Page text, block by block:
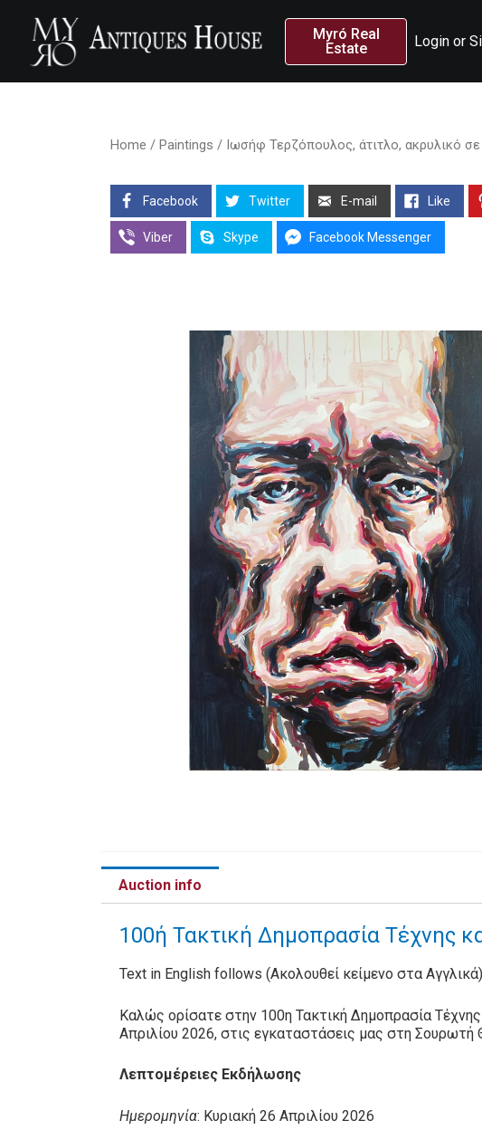
Myró Real
Estate
Login or
Home / Paintings / Ιωσήφ Τερζόπουλος, άτιτλο, ακρυλικό σε
Facebook Twitter E-mail Like
Viber Skype Facebook Messenger
Auction info
100ή Τακτική Δημοπρασία Τέχνης
Text in English follows (Ακολουθεί κείμενο στα
Καλώς ορίσατε στην 100η Τακτική Δημοπρασία
Απριλίου 2026, στις εγκαταστάσεις μας στη
Λεπτομέρειες Εκδήλωσης
Ημερομηνία: Κυριακή 26 Απριλίου 2026